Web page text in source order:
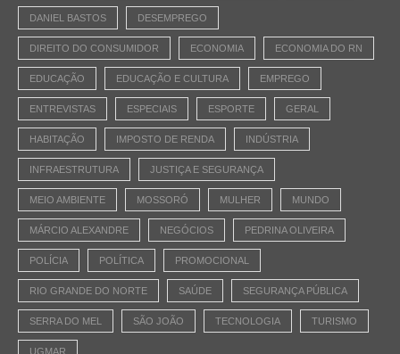
DANIEL BASTOS DESEMPREGO
DIREITO DO CONSUMIDOR ECONOMIA ECONOMIA DO RN
EDUCAÇÃO EDUCAÇÃO E CULTURA EMPREGO
ENTREVISTAS ESPECIAIS ESPORTE GERAL
HABITAÇÃO IMPOSTO DE RENDA INDÚSTRIA
INFRAESTRUTURA JUSTIÇA E SEGURANÇA
MEIO AMBIENTE MOSSORÓ MULHER MUNDO
MÁRCIO ALEXANDRE NEGÓCIOS PEDRINA OLIVEIRA
POLÍCIA POLÍTICA PROMOCIONAL
RIO GRANDE DO NORTE SAÚDE SEGURANÇA PÚBLICA
SERRA DO MEL SÃO JOÃO TECNOLOGIA TURISMO
UGMAR